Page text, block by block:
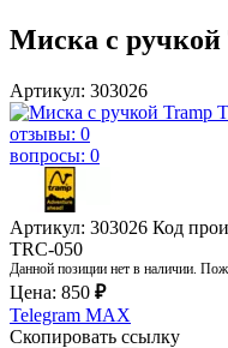
Миска с ручкой
Артикул: 303026
отзывы: 0
вопросы: 0
Артикул: 303026 Код
TRC-050
Данной позиции нет в наличии.
Цена: 850 ₽
Telegram MAX
Скопировать ссылку